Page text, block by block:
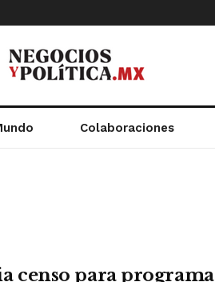
Colaboraciones
censo para programa